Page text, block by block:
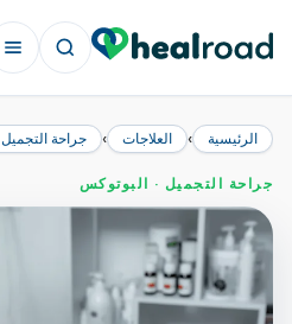
الرئيسية › العلاجات › جراحة التجميل
جراحة التجميل · البوتوكس